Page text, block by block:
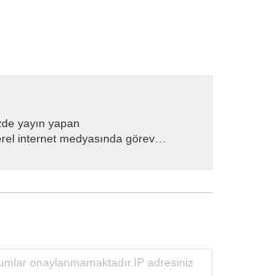
yayın yapan
internet medyasında görev